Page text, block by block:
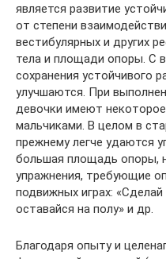
является развитие
от степени
вестибулярных и других
тела и площади опоры. С
сохранения устойчивого
улучшаются. При
девочки имеют
мальчиками. В целом в
прежнему легче удаются
большая площадь опоры,
упражнения, требующие
подвижных играх: «Сделай
оставайся на полу» и др.
Благодаря опыту и